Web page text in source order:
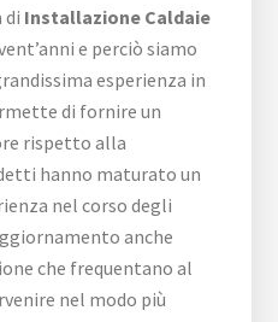
di Installazione Caldaie
e perciò siamo
esperienza in
di fornire un
rispetto alla
hanno maturato un
nel corso degli
anche
che frequentano al
nel modo più